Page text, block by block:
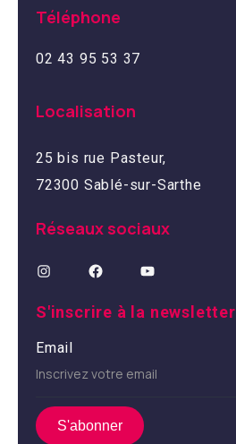
Téléphone
02 43 95 53 37
Localisation
25 bis rue Pasteur,
72300 Sablé-sur-Sarthe
Réseaux sociaux
S'inscrire à la newsletter
Email